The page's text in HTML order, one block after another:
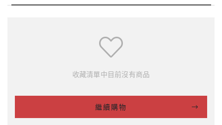
收藏清單中目前沒有商品
繼續購物